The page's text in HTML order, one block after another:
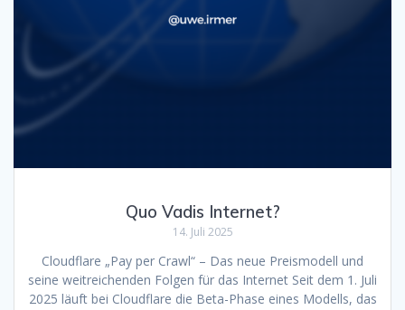
Quo Vadis Internet?
14. Juli 2025
Cloudflare „Pay per Crawl“ – Das neue Preismodell und
seine weitreichenden Folgen für das Internet Seit dem 1. Juli
2025 läuft bei Cloudflare die Beta-Phase eines Modells, das